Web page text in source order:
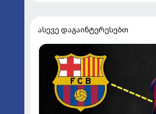
ასევე დაგაინტერესებთ